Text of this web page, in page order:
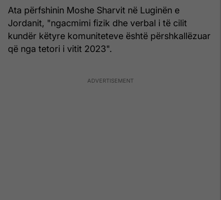
Ata përfshinin Moshe Sharvit në Luginën e
Jordanit, "ngacmimi fizik dhe verbal i të cilit
kundër këtyre komuniteteve është përshkallëzuar
që nga tetori i vitit 2023".